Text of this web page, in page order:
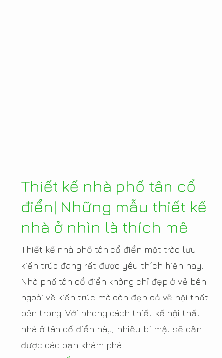
Thiết kế nhà phố tân cổ
điển| Những mẫu thiết kế
nhà ở nhìn là thích mê
Thiết kế nhà phố tân cổ điển một trào lưu
kiến trúc đang rất được yêu thích hiện nay.
Nhà phố tân cổ điển không chỉ đẹp ở vẻ bên
ngoài về kiến trúc mà còn đẹp cả về nội thất
bên trong. Với phong cách thiết kế nội thất
nhà ở tân cổ điển này, nhiều bí mật sẽ cần
được các bạn khám phá.